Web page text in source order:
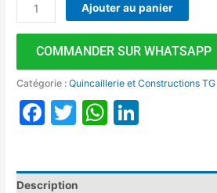
Ajouter au panier
COMMANDER SUR WHATSAPP
Catégorie :Quincaillerie et Constructions TG
Facebook
TwitterWhatsApp
Description